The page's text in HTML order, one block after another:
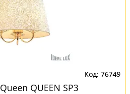
76749
QUEEN SP3